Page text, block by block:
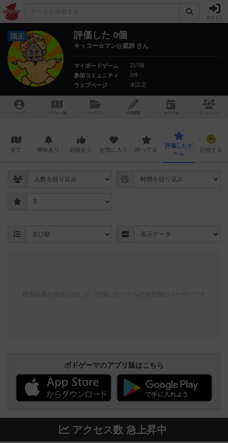
ログイン
国王 評価した 0個
キッコー☆マン@庭師 さん
マイボードゲーム
217個
参加コミュニティ
3件
ウェブページ
未設定
トップ ゲーム一覧 マイリスト 投稿履歴 ボ ドゲ コミュニティ
全て 興味あり 経験あり お気に入り 持ってる
評価したゲ
ーム
比較する
ボドゲーマのアプリ版はこちら
アクセス数 急上昇中